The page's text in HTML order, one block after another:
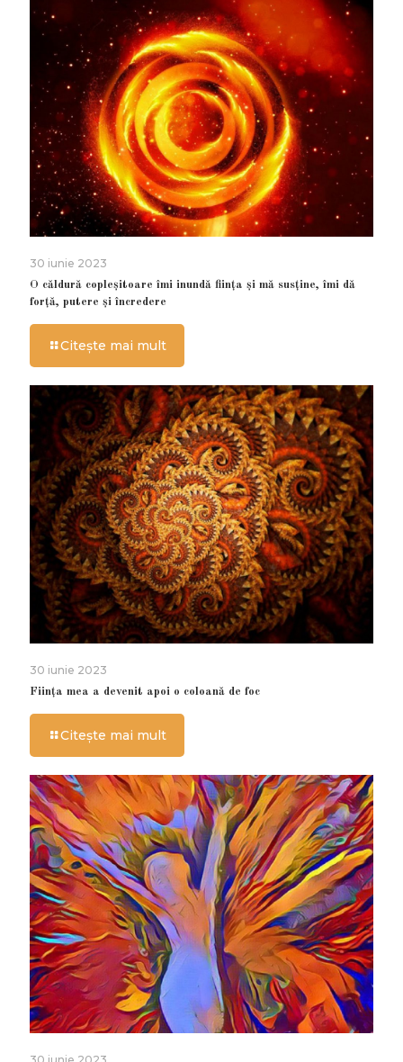
30 iunie 2023
O căldură copleșitoare îmi inundă ființa și mă susține, îmi dă
forță, putere și încredere
Citește mai mult
30 iunie 2023
Ființa mea a devenit apoi o coloană de foc
Citește mai mult